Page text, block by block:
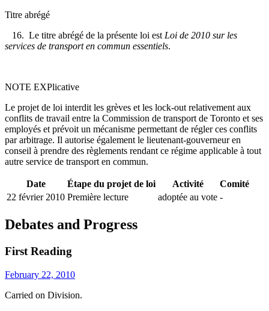
Titre abrégé
16. Le titre abrégé de la présente loi est Loi de 2010 sur les
services de transport en commun essentiels.
NOTE EXPlicative
Le projet de loi interdit les grèves et les lock-out relativement aux
conflits de travail entre la Commission de transport de Toronto et ses
employés et prévoit un mécanisme permettant de régler ces conflits
par arbitrage. Il autorise également le lieutenant-gouverneur en
conseil à prendre des règlements rendant ce régime applicable à tout
autre service de transport en commun.
Date Étape du projet de loi Activité
Comité
22 février 2010 Première lecture adoptée au vote -
Debates and Progress
First Reading
February 22, 2010
Carried on Division.